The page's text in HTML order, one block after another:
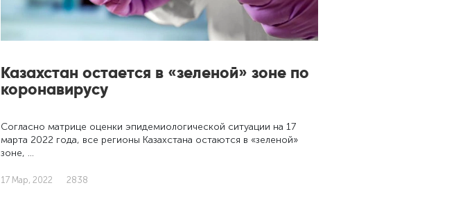
Казахстан остается в «зеленой» зоне по
коронавирусу
Согласно матрице оценки эпидемиологической ситуации на 17
марта 2022 года, все регионы Казахстана остаются в «зеленой»
зоне, …
17 Мар, 2022 2838